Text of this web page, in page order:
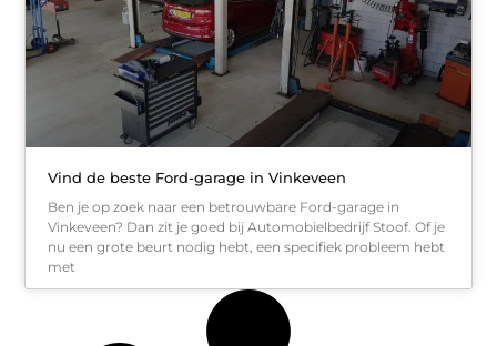
Vind de beste Ford-garage in Vinkeveen
Ben je op zoek naar een betrouwbare Ford-garage in
Vinkeveen? Dan zit je goed bij Automobielbedrijf Stoof. Of je
nu een grote beurt nodig hebt, een specifiek probleem hebt
met